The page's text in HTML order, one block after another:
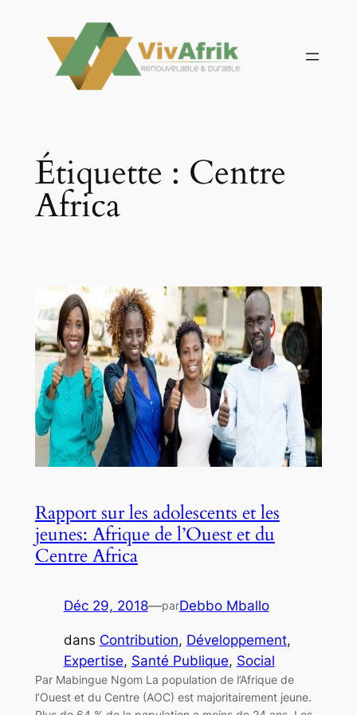
contenu
Étiquette : Centre
Africa
Rapport sur les adolescents et les
jeunes: Afrique de l’Ouest et du
Centre Africa
Déc 29, 2018—parDebbo Mballo
dans Contribution, Développement
Expertise, Santé Publique, Social
Par Mabingue Ngom La population de l’Afrique de
l’Ouest et du Centre (AOC) est majoritairement jeune.